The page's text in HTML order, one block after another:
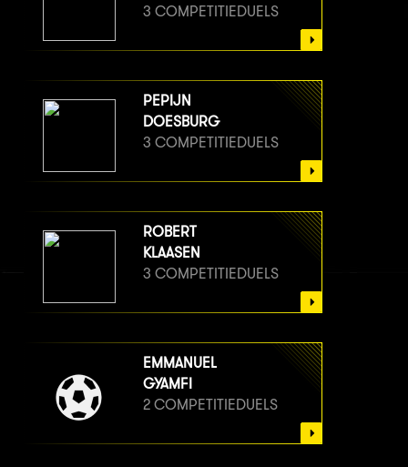
3 COMPETITIEDUELS
PEPIJN
DOESBURG
3 COMPETITIEDUELS
ROBERT
KLAASEN
3 COMPETITIEDUELS
EMMANUEL
GYAMFI
2 COMPETITIEDUELS